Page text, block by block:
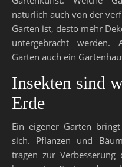
natürlich auch von der
Garten ist, desto mehr
untergebracht werden.
Garten auch ein
Insekten sind
Erde
Ein eigener Garten
sich. Pflanzen und
tragen zur